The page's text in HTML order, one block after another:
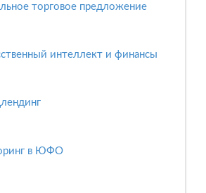
торговое предложение
интеллект и финансы
в ЮФО